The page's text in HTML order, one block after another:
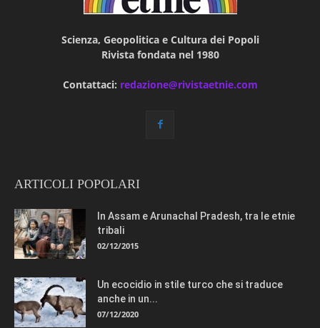
Scienza, Geopolitica e Cultura dei Popoli
Rivista fondata nel 1980
Contattaci: redazione@rivistaetnie.com
ARTICOLI POPOLARI
In Assam e Arunachal Pradesh, tra le etnie
tribali
02/12/2015
Un ecocidio in stile turco che si traduce
anche in un...
07/12/2020